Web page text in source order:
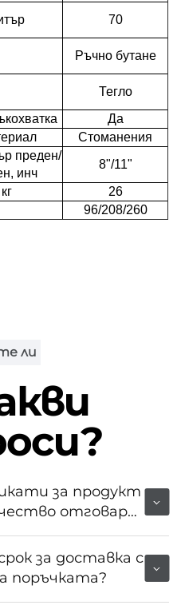
70
Ръчно бутане
Тегло
Да
Стоманения
преден/
инч
8"/11"
кг
26
96/208/260
ли
за продукт
отговаря
за доставка с
поръчката?